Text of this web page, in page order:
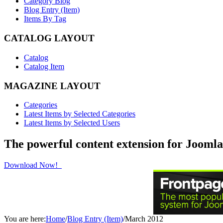
Blog Entry (Item)
Items By Tag
CATALOG LAYOUT
Catalog
Catalog Item
MAGAZINE LAYOUT
Categories
Latest Items by Selected Categories
Latest Items by Selected Users
The powerful content extension for
Download Now!
You are here:Home/Blog Entry (Item)/March 2012